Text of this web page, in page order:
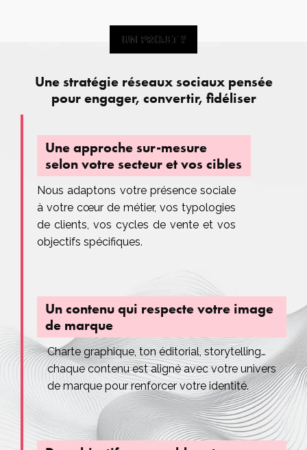
UN PROJET ?
UN PROJET ?
Une stratégie réseaux sociaux pensée
pour engager, convertir, fidéliser
Une approche sur-mesure
selon votre secteur et vos cibles
Nous adaptons votre présence sociale
à votre cœur de métier, vos typologies
de clients, vos cycles de vente et vos
objectifs spécifiques.
Un contenu qui respecte votre image
de marque
Charte graphique, ton éditorial, storytelling…
chaque contenu est aligné avec votre univers
de marque pour renforcer votre identité.